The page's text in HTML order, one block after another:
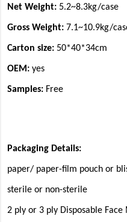
Net Weight: 5.2~8.3kg/case
Gross Weight: 7.1~10.9kg/
Carton size: 50*40*34cm
OEM:yes
Samples: Free
Packaging Details:
paper/ paper-film pouch or
sterile or non-sterile
2 ply or 3 ply Disposable